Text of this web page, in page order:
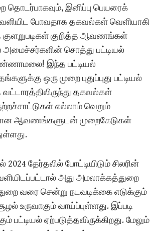
தொடர்பாகவும், இனிப்பு பெயரைக்
போவதாக தகவல்கள் வெளியாகி
குறித்த ஆவணங்கள்
அமைச்சர்களின் சொத்து பட்டியல்
இந்த பட்டியல்
ஒரு முறை புதுப்புது பட்டியல்
வட்டாரத்திலிருந்து தகவல்கள்
எல்லாம் வெறும்
ஆவணங்களுடன் முறைகேடுகள்
தேர்தலில் போட்டியிடும் சிலரின்
அது அமலாக்கத்துறை
வரை சென்று நடவடிக்கை எடுக்கும்
உருவாகும் வாய்ப்புள்ளது. இப்படி
ஏற்படுத்தவிருக்கிறது. மேலும்